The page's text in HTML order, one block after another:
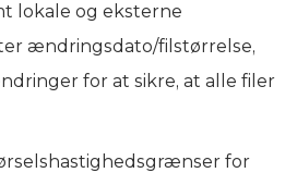
lokale og eksterne
ændringsdato/filstørrelse,
for at sikre, at alle filer
for